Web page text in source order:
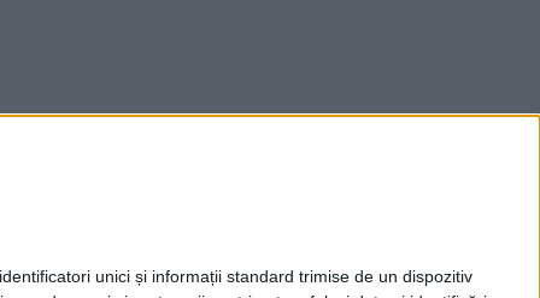
unici și informații standard trimise de un dispozitiv